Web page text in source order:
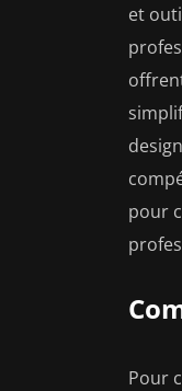
et
pour
Pour